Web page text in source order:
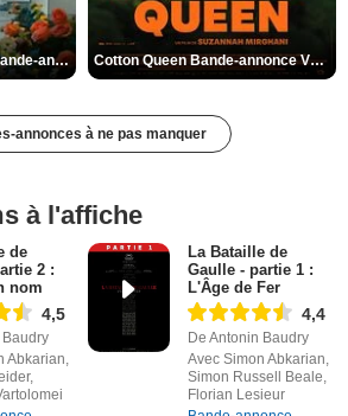
Des Fleurs pour Tokyo Bande-annonce VO STFR Cotton Queen Bande-annonce VO STFR
annonces à ne pas manquer
à l'affiche
de
2 :
nom
4,5
Baudry
Abkarian,
La Bataille de
Gaulle - partie 1 :
L'Âge de Fer
4,4
De Antonin Baudry
Avec Simon Abkarian,
Simon Russell Beale,
Florian Lesieur